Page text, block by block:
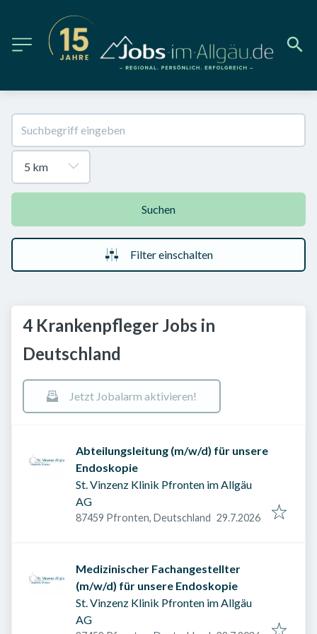
Suchen
Filter einschalten
4 Krankenpfleger Jobs in
Deutschland
Jetzt Jobalarm aktivieren!
Abteilungsleitung (m/w/d) für unsere
Endoskopie
St. Vinzenz Klinik Pfronten im Allgäu
AG
87459 Pfronten, Deutschland Veröffentlicht am
29.7.2026
Medizinischer Fachangestellter
(m/w/d) für unsere Endoskopie
St. Vinzenz Klinik Pfronten im Allgäu
AG